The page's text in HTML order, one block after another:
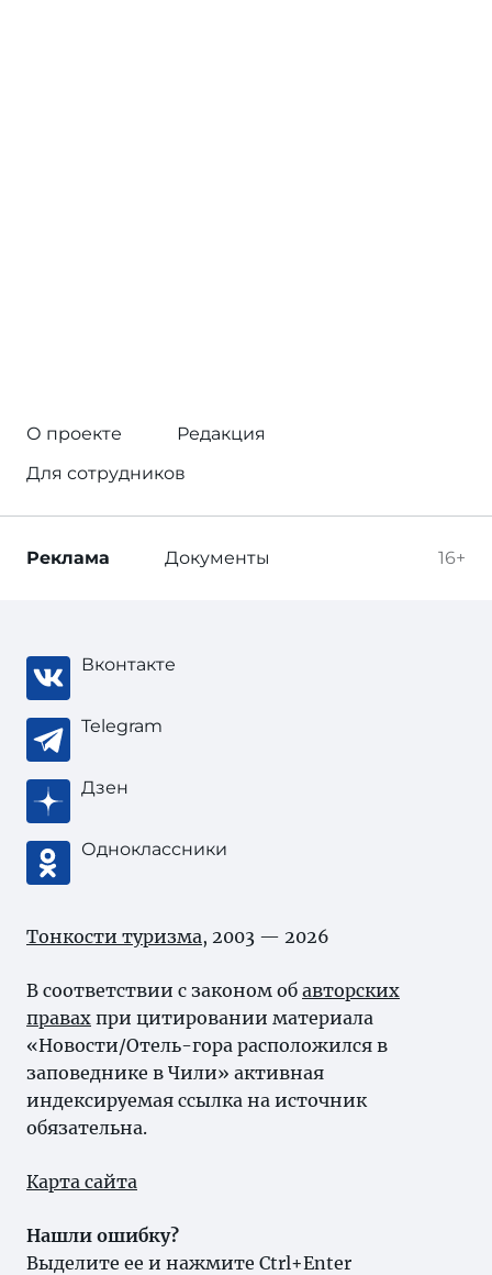
О проекте
Редакция
Для сотрудников
16+
Реклама Документы
Вконтакте
Telegram
Дзен
Одноклассники
Тонкости туризма, 2003 — 2026
В соответствии с законом об авторских
правах при цитировании материала
«Новости/Отель-гора расположился в
заповеднике в Чили» активная
индексируемая ссылка на источник
обязательна.
Карта сайта
Нашли ошибку?
Выделите ее и нажмите Ctrl+Enter